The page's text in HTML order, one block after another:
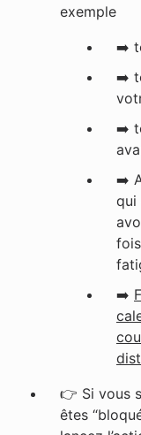
exemple
➡️
➡️
➡️
➡️
qui
➡️
👉 Si vous
êtes